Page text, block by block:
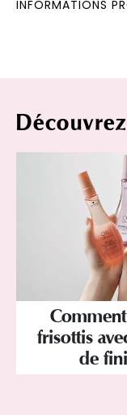
INFORMATIONS
frisottis
de